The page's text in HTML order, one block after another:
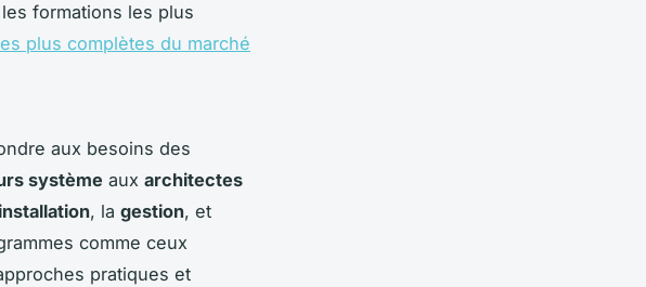
formations les plus
plus complètes du marché
aux besoins des
système aux architectes
installation, la gestion, et
comme ceux
pratiques et